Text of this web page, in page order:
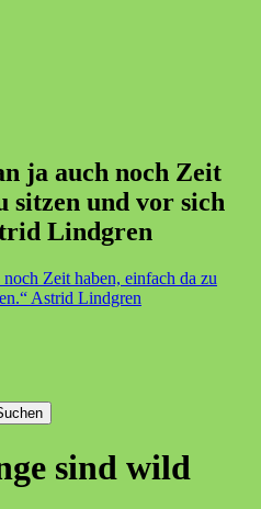
ja auch noch Zeit
sitzen und vor sich
Lindgren
sind wild